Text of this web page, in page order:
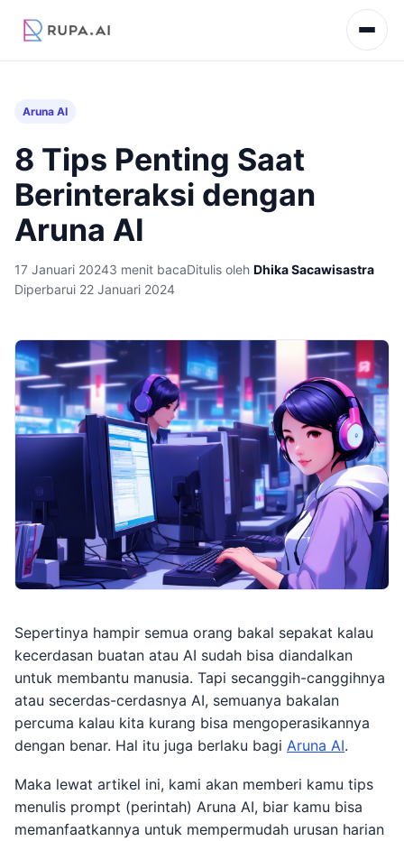
Aruna AI
8 Tips Penting Saat
Berinteraksi dengan
Aruna AI
17 Januari 20243 menit bacaDitulis oleh Dhika Sacawisastra
Diperbarui 22 Januari 2024
Sepertinya hampir semua orang bakal sepakat kalau
kecerdasan buatan atau AI sudah bisa diandalkan
untuk membantu manusia. Tapi secanggih-canggihnya
atau secerdas-cerdasnya AI, semuanya bakalan
percuma kalau kita kurang bisa mengoperasikannya
dengan benar. Hal itu juga berlaku bagi Aruna AI.
Maka lewat artikel ini, kami akan memberi kamu tips
menulis prompt (perintah) Aruna AI, biar kamu bisa
memanfaatkannya untuk mempermudah urusan harian